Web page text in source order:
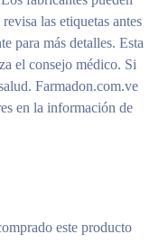
las etiquetas antes
para más detalles. Esta
el consejo médico. Si
Farmadon.com.ve
en la información de
este producto